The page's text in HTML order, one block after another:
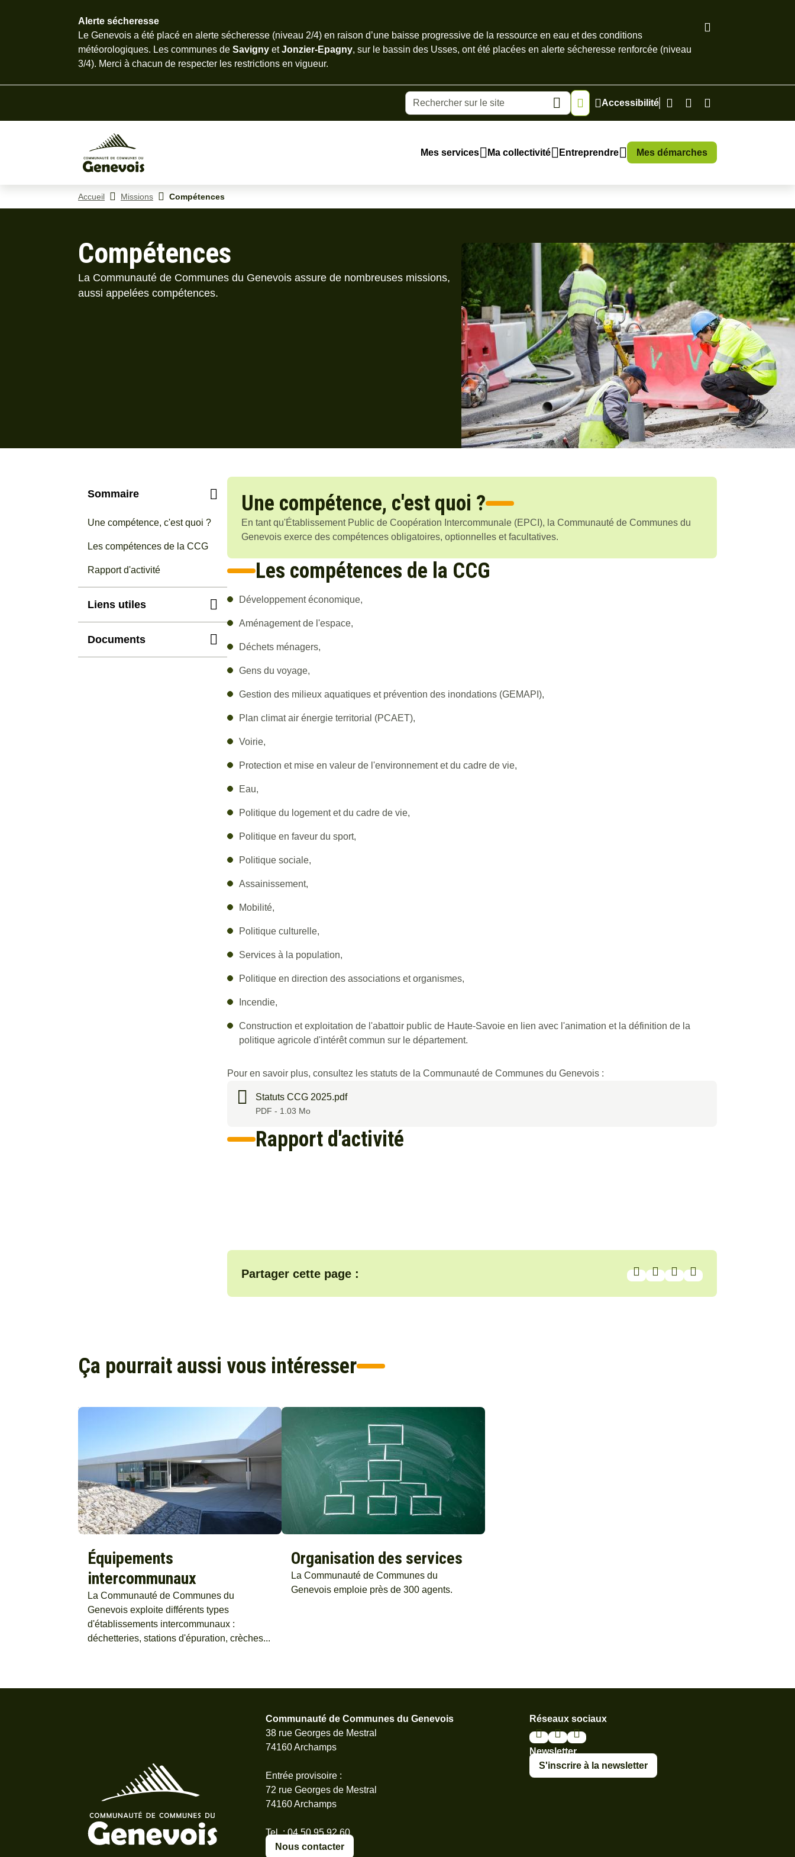
Alerte sécheresse
Le Genevois a été placé en alerte sécheresse (niveau 2/4) en raison d’une baisse progressive de la ressource en eau et des conditions
météorologiques. Les communes de Savigny etJonzier-Epagny, sur le bassin des Usses, ont été placées en alerte sécheresse renforcée (niveau
3/4). Merci à chacun de respecter les restrictions en vigueur.
Accessibilité
Mes services Ma collectivité Entreprendre Mes démarches
Accueil Missions Compétences
Compétences
La Communauté de Communes du Genevois assure de nombreuses missions,
aussi appelées compétences.
Sommaire
Une compétence, c'est quoi ?
Les compétences de la CCG
Rapport d'activité
Liens utiles
Rapport d'activité
CCG 2024
Documents
Une compétence, c'est quoi ?
En tant qu'Établissement Public de Coopération Intercommunale (EPCI), la Communauté de Communes du
Genevois exerce des compétences obligatoires, optionnelles et facultatives.
Les compétences de la CCG
Développement économique,
Aménagement de l'espace,
Déchets ménagers,
Gens du voyage,
Gestion des milieux aquatiques et prévention des inondations (GEMAPI),
Plan climat air énergie territorial (PCAET),
Voirie,
Protection et mise en valeur de l'environnement et du cadre de vie,
Eau,
Politique du logement et du cadre de vie,
Politique en faveur du sport,
Politique sociale,
Assainissement,
Mobilité,
Politique culturelle,
Services à la population,
Politique en direction des associations et organismes,
Incendie,
Construction et exploitation de l'abattoir public de Haute-Savoie en lien avec l'animation et la définition de la
politique agricole d'intérêt commun sur le département.
Pour en savoir plus, consultez les statuts de la Communauté de Communes du Genevois :
Statuts CCG 2025.pdf
PDF - 1.03 Mo
Rapport d'activité
Partager cette page :
Ça pourrait aussi vous intéresser
Équipements
intercommunaux
La Communauté de Communes du
Genevois exploite différents types
d'établissements intercommunaux :
déchetteries, stations d'épuration, crèches...
Organisation des services
La Communauté de Communes du
Genevois emploie près de 300 agents.
Communauté de Communes du Genevois
38 rue Georges de Mestral
74160 Archamps
Entrée provisoire :
72 rue Georges de Mestral
74160 Archamps
Tel. : 04 50 95 92 60
Nous contacter
Réseaux sociaux
Newsletter
S'inscrire à la newsletter